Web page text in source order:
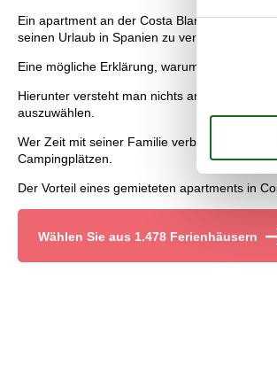
Ein apartment an der Costa Blanca zu
seinen Urlaub in Spanien zu verbringen.
Eine mögliche Erklärung, warum Urlauber
Hierunter versteht man nichts anderes als
auszuwählen.
Wer Zeit mit seiner Familie verbringen
Campingplätzen.
Der Vorteil eines gemieteten apartments in
Wählen Sie aus 1.478 Ferienhäusern